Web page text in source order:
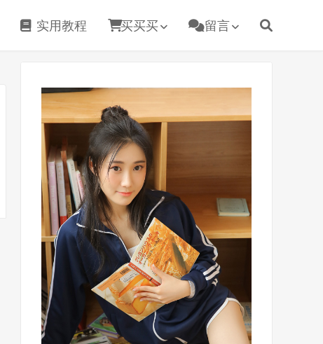
实用教程 买买买 留言